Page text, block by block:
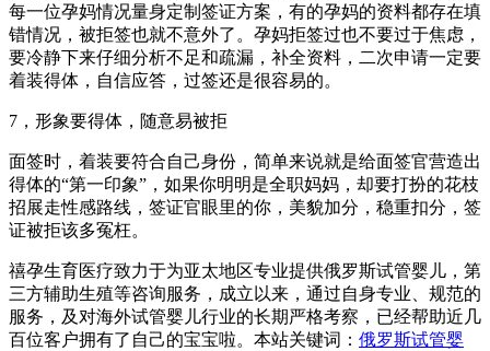
每一位孕妈情况量身定制签证方案，有的孕妈的资料都存在填
错情况，被拒签也就不意外了。孕妈拒签过也不要过于焦虑，
要冷静下来仔细分析不足和疏漏，补全资料，二次申请一定要
着装得体，自信应答，过签还是很容易的。
7，形象要得体，随意易被拒
面签时，着装要符合自己身份，简单来说就是给面签官营造出
得体的“第一印象”，如果你明明是全职妈妈，却要打扮的花枝
招展走性感路线，签证官眼里的你，美貌加分，稳重扣分，签
证被拒该多冤枉。
禧孕生育医疗致力于为亚太地区专业提供俄罗斯试管婴儿，第
三方辅助生殖等咨询服务，成立以来，通过自身专业、规范的
服务，及对海外试管婴儿行业的长期严格考察，已经帮助近几
百位客户拥有了自己的宝宝啦。本站关键词： 俄罗斯试管婴